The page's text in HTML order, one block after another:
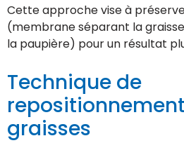
Cette approche vise à
(membrane séparant la
la paupière) pour un résultat
Technique de
graisses